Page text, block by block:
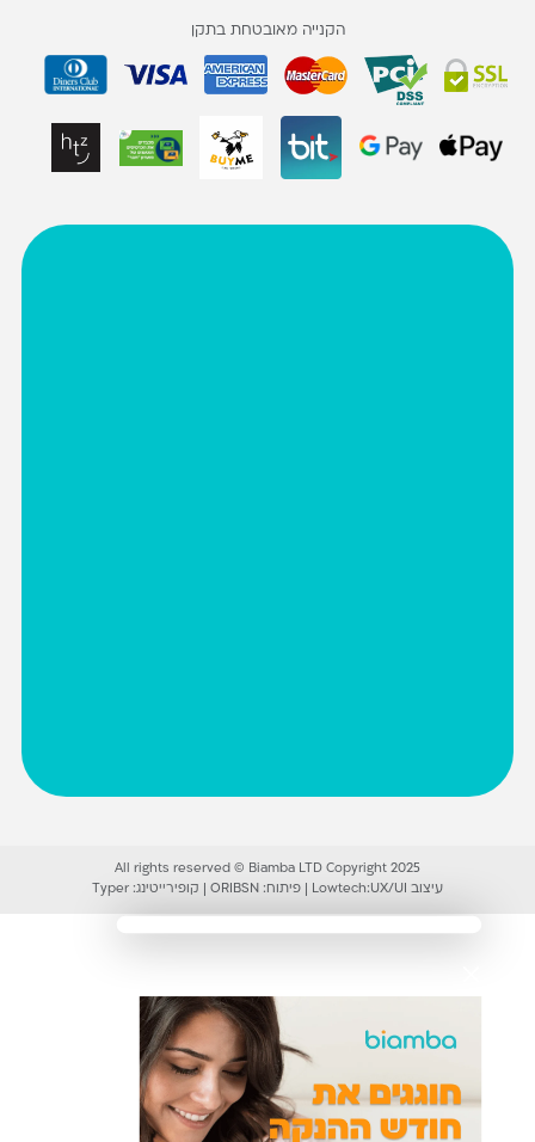
הקנייה מאובטחת בתקן
All rights reserved © Biamba LTD Copyright 2025
עיצוב UX/UI:
Lowtech פיתוח: ORIBSN קופירייטינג: Typer